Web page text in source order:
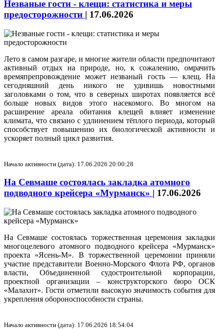
Незваные гости - клещи: статистика и меры
предосторожности | 17.06.2026
Лето в самом разгаре, и многие жители области предпочитают
активный отдых на природе, но, к сожалению, омрачить
времяпрепровождение может незваный гость — клещ. На
сегодняшний день никого не удивишь новостными
заголовками о том, что в северных широтах появляется всё
больше новых видов этого насекомого. Во многом на
расширение ареала обитания клещей влияет изменение
климата, что связано с удлинением тёплого периода, который
способствует повышению их биологической активности и
ускоряет полный цикл развития.
Начало активности (дата): 17.06.2026 20:00:28
На Севмаше состоялась закладка атомного
подводного крейсера «Мурманск» | 17.06.2026
На Севмаше состоялась торжественная церемония закладки
многоцелевого атомного подводного крейсера «Мурманск»
проекта «Ясень-М». В торжественной церемонии приняли
участие представители Военно-Морского Флота РФ, органов
власти, Объединенной судостроительной корпорации,
проектной организации – конструкторского бюро ОСК
«Малахит». Гости отметили высокую значимость события для
укрепления обороноспособности страны.
Начало активности (дата): 17.06.2026 18:54:04